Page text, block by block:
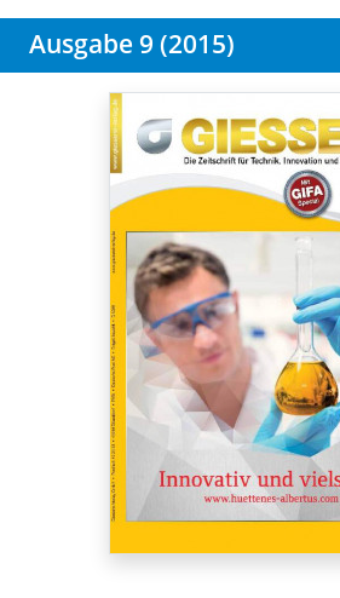
Ausgabe 9 (2015)